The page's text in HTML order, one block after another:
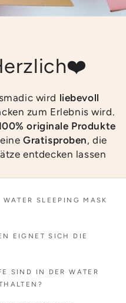
wird liebevoll
zum Erlebnis wird.
originale Produkte
Gratisproben, die
entdecken lassen
SLEEPING MASK
EIGNET SICH DIE
SIND IN DER WATER